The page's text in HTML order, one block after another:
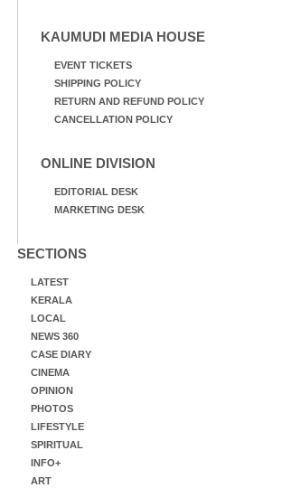
KAUMUDI MEDIA HOUSE
EVENT TICKETS
SHIPPING POLICY
RETURN AND REFUND POLICY
CANCELLATION POLICY
ONLINE DIVISION
EDITORIAL DESK
MARKETING DESK
SECTIONS
LATEST
KERALA
LOCAL
NEWS 360
CASE DIARY
CINEMA
OPINION
PHOTOS
LIFESTYLE
SPIRITUAL
INFO+
ART